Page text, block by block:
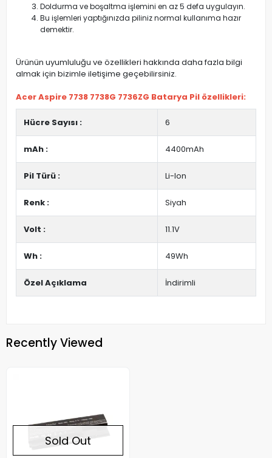
Doldurma ve boşaltma işlemini en az 5 defa uygulayın.
Bu işlemleri yaptığınızda piliniz normal kullanıma hazır
demektir.
Ürünün uyumluluğu ve özellikleri hakkında daha fazla bilgi
almak için bizimle iletişime geçebilirsiniz.
Acer Aspire 7738 7738G 7736ZG Batarya Pil özellikleri:
Hücre Sayısı : 6
mAh : 4400mAh
Pil Türü : Li-Ion
Renk : Siyah
Volt : 11.1V
Wh : 49Wh
Özel Açıklama İndirimli
Recently Viewed
Sold Out